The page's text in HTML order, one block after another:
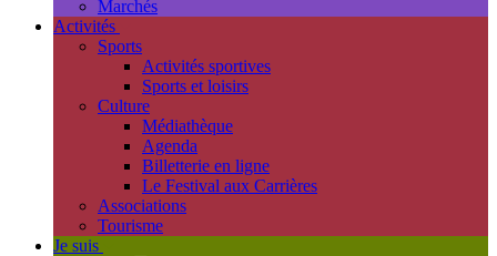
Marchés
Activités
Sports
Activités sportives
Sports et loisirs
Culture
Médiathèque
Agenda
Billetterie en ligne
Le Festival aux Carrières
Associations
Tourisme
Je suis